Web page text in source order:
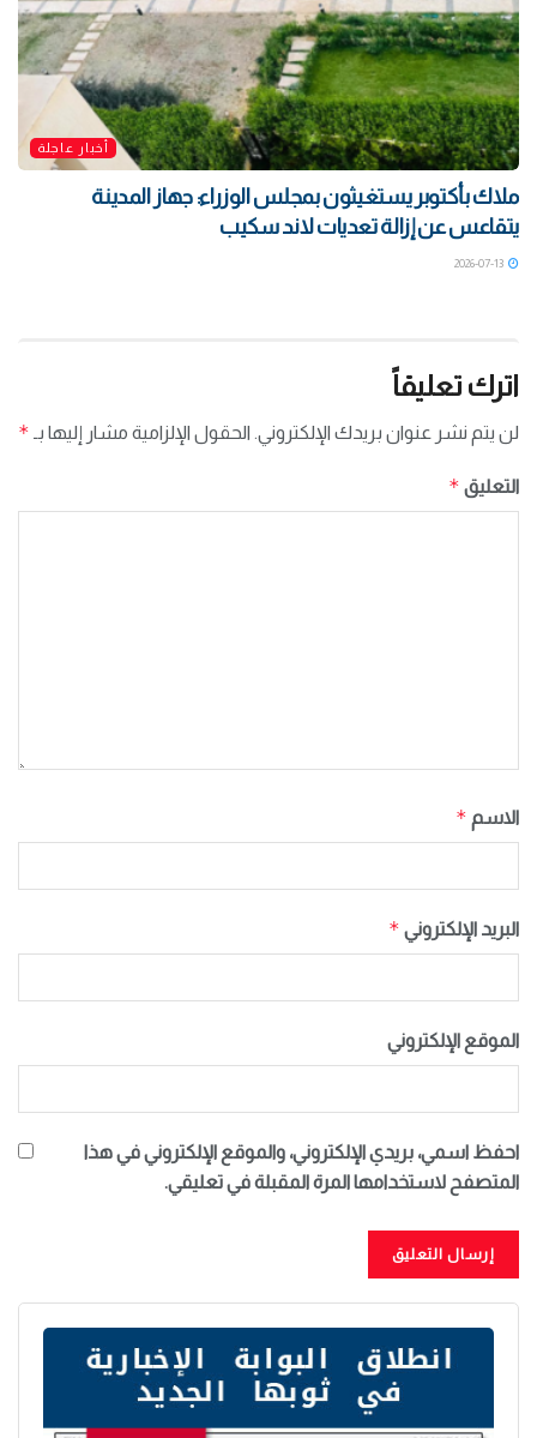
أخبار عاجلة
ملاك بأكتوبر يستغيثون بمجلس الوزراء: جهاز المدينة
يتقاعس عن إزالة تعديات لاند سكيب
اترك تعليقاً
لن يتم نشر عنوان بريدك الإلكتروني. الحقول الإلزامية مشار إليها بـ *
التعليق *
الاسم *
البريد الإلكتروني *
الموقع الإلكتروني
احفظ اسمي، بريدي الإلكتروني، والموقع الإلكتروني في هذا
المتصفح لاستخدامها المرة المقبلة في تعليقي.